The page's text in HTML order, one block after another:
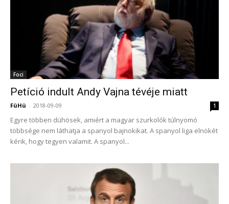
Foci
Petíció indult Andy Vajna tévéje miatt
FüHü - 2018-09-09 1
Egyre többen dühösek, amiért a magyar szurkolók túlnyomó
többsége nem láthatja a spanyol bajnokikat. A spanyol liga elnökét
kérik, hogy tegyen valamit. A spanyol...